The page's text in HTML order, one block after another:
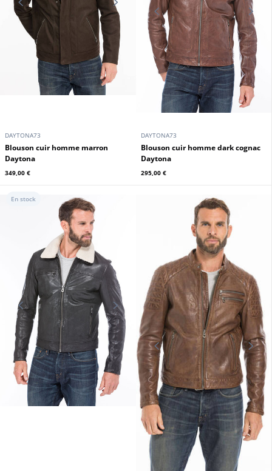
DAYTONA73
Blouson cuir homme marron
Daytona
349,00 €
DAYTONA73
Blouson cuir homme dark cognac
Daytona
295,00 €
En stock